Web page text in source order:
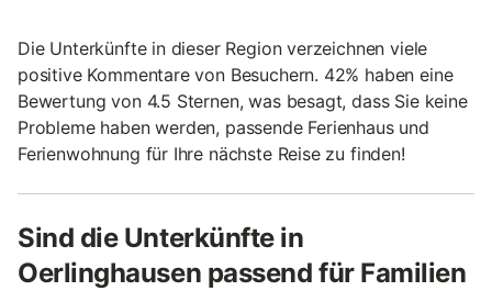
Die Unterkünfte in dieser Region verzeichnen viele
positive Kommentare von Besuchern. 42% haben eine
Bewertung von 4.5 Sternen, was besagt, dass Sie keine
Probleme haben werden, passende Ferienhaus und
Ferienwohnung für Ihre nächste Reise zu finden!
Sind die Unterkünfte in
Oerlinghausen passend für Familien